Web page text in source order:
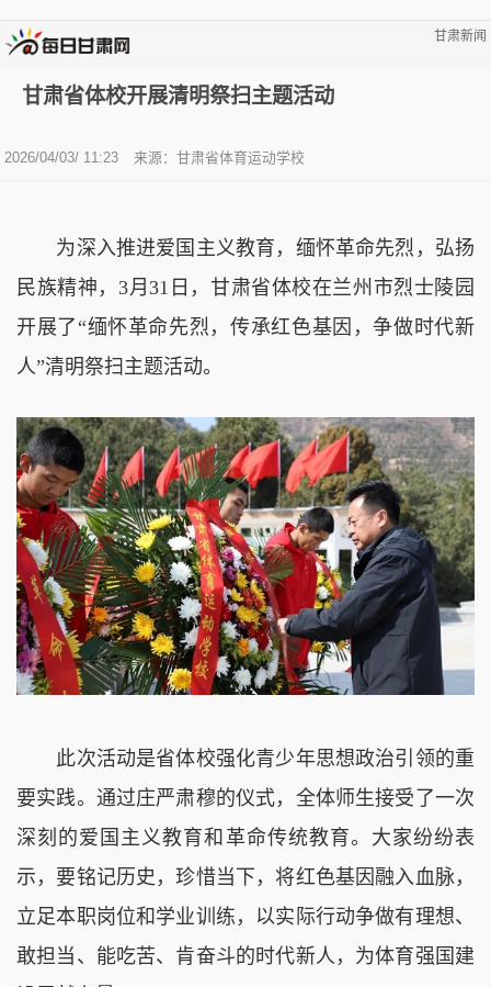
甘肃新闻
甘肃省体校开展清明祭扫主题活动
2026/04/03/ 11:23 来源：甘肃省体育运动学校
为深入推进爱国主义教育，缅怀革命先烈，弘扬
民族精神， 3月31日，甘肃省体校在兰州市烈士陵园
开展了“缅怀革命先烈，传承红色基因，争做时代新
人”清明祭扫主题活动。
此次活动是省体校强化青少年思想政治引领的重
要实践。通过庄严肃穆的仪式，全体师生接受了一次
深刻的爱国主义教育和革命传统教育。大家纷纷表
示，要铭记历史，珍惜当下，将红色基因融入血脉，
立足本职岗位和学业训练，以实际行动争做有理想、
敢担当、能吃苦、肯奋斗的时代新人，为体育强国建